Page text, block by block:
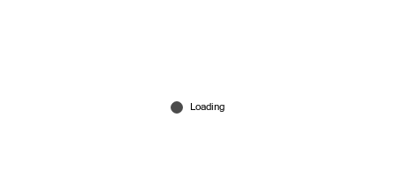
സ്പീഡ് ന്യൂസ് 9.30 PM, ജൂലൈ 29, 2026